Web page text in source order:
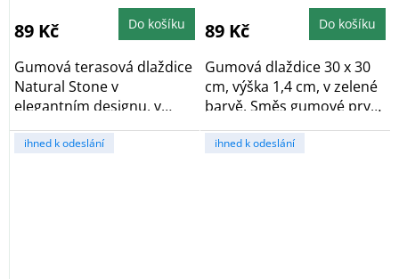
89 Kč Do košíku
Gumová terasová dlaždice
Natural Stone v
elegantním designu, v
hnědé barvě. Vyrobeno z...
89 Kč Do košíku
Gumová dlaždice 30 x 30
cm, výška 1,4 cm, v zelené
barvě. Směs gumové pryže
a...
ihned k odeslání ihned k odeslání